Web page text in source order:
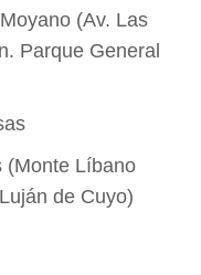
(Av. Las
Parque General
(Monte Líbano
de Cuyo)